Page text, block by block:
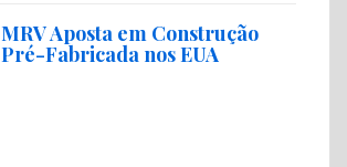
MRV Aposta em Construção
Pré-Fabricada nos EUA